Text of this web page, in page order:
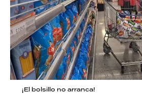
¡El bolsillo no arranca!